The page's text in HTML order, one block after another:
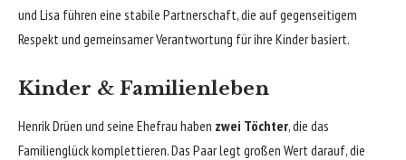
und Lisa führen eine stabile Partnerschaft, die auf gegenseitigem
Respekt und gemeinsamer Verantwortung für ihre Kinder basiert.
Kinder & Familienleben
Henrik Drüen und seine Ehefrau haben zwei Töchter, die das
Familienglück komplettieren. Das Paar legt großen Wert darauf, die